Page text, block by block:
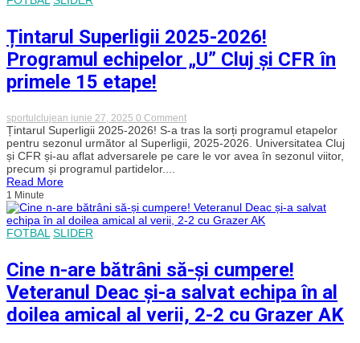
Cluj
Țintarul Superligii 2025-2026!
Programul echipelor „U” Cluj și CFR în
primele 15 etape!
sportulclujean iunie 27, 2025 0 Commenton
Țintarul
Superligii
2025-
2026!
Cluj
și
CFR
etape!
Țintarul Superligii 2025-2026! S-a tras la sorți programul etapelor
pentru sezonul următor al Superligii, 2025-2026. Universitatea Cluj
și CFR și-au aflat adversarele pe care le vor avea în sezonul viitor,
precum și programul partidelor....
Read More
1 Minute
FOTBAL SLIDER
Cine n-are bătrâni să-și cumpere!
Veteranul Deac și-a salvat echipa în al
doilea amical al verii, 2-2 cu Grazer AK